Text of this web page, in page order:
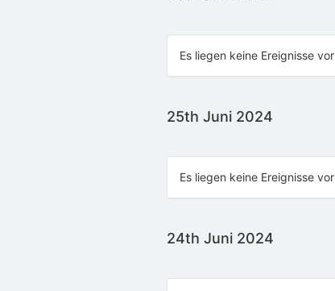
Es liegen keine Ereignisse vor
25th Juni 2024
Es liegen keine Ereignisse vor
24th Juni 2024